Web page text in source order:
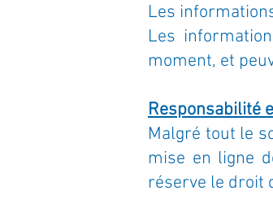
Les
Les
moment, et
Responsabilité
Malgré tout le
mise en ligne
réserve le droit